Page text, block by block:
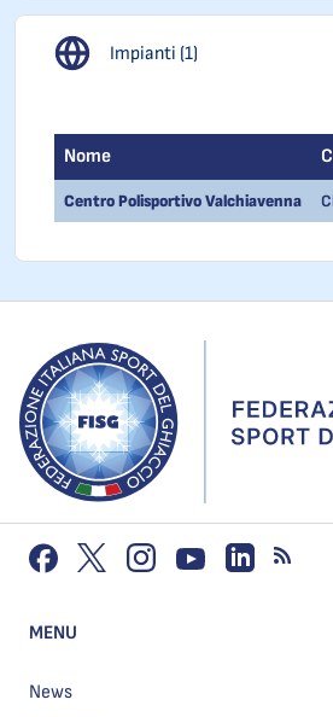
Impianti (1)
Nome
Centro Polisportivo Valchiavenna
MENU
News